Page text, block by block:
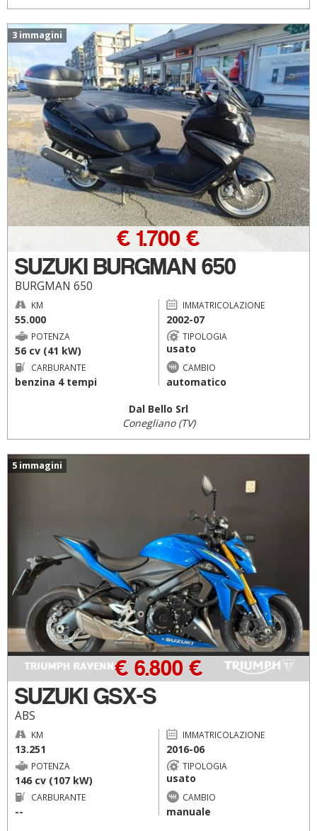
3 immagini
SUZUKI BURGMAN 650
BURGMAN 650
€ 1.700 €
KM
55.000
IMMATRICOLAZIONE
2002-07
POTENZA
56 cv (41 kW)
TIPOLOGIA
usato
CARBURANTE
benzina 4 tempi
CAMBIO
automatico
Dal Bello Srl
Conegliano (TV)
5 immagini
SUZUKI GSX-S
ABS
€ 6.800 €
KM
13.251
IMMATRICOLAZIONE
2016-06
POTENZA
146 cv (107 kW)
TIPOLOGIA
usato
CARBURANTE
--
CAMBIO
manuale